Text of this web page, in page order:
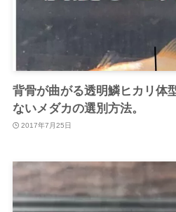
背骨が曲がる透明鱗ヒカリ体
ないメダカの選別方法。
2017年7月25日